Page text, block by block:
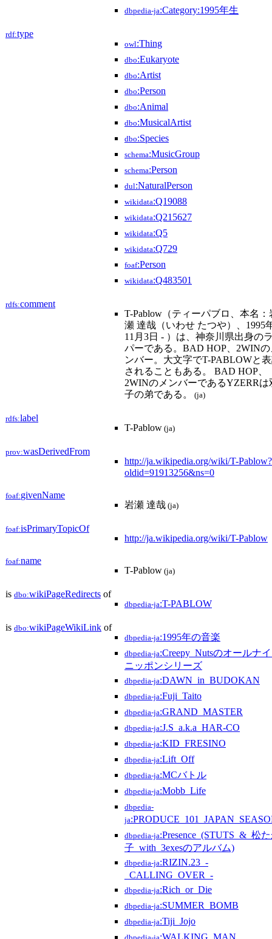
dbpedia-ja:Category:1995年生
rdf:type
owl:Thing
dbo:Eukaryote
dbo:Artist
dbo:Person
dbo:Animal
dbo:MusicalArtist
dbo:Species
schema:MusicGroup
schema:Person
dul:NaturalPerson
wikidata:Q19088
wikidata:Q215627
wikidata:Q5
wikidata:Q729
foaf:Person
wikidata:Q483501
rdfs:comment
T-Pablow（ティーパブロ、本名：
瀬 達哉（いわせ たつや）、1995
11月3日 - ）は、神奈川県出身の
パーである。BAD HOP、2WINの
ンバー。大文字でT-PABLOWと
されることもある。 BAD HOP、
2WINのメンバーであるYZERRは
子の弟である。
(ja)
rdfs:label
T-Pablow (ja)
prov:wasDerivedFrom
http://ja.wikipedia.org/wiki/T-Pablow?
oldid=91913256&ns=0
foaf:givenName
岩瀬 達哉 (ja)
foaf:isPrimaryTopicOf
http://ja.wikipedia.org/wiki/T-Pablow
foaf:name
T-Pablow (ja)
is dbo:wikiPageRedirects of
dbpedia-ja:T-PABLOW
is dbo:wikiPageWikiLink of
dbpedia-ja:1995年の音楽
dbpedia-ja:Creepy_Nutsのオールナ
ニッポンシリーズ
dbpedia-ja:DAWN_in_BUDOKAN
dbpedia-ja:Fuji_Taito
dbpedia-ja:GRAND_MASTER
dbpedia-ja:J.S_a.k.a_HAR-CO
dbpedia-ja:KID_FRESINO
dbpedia-ja:Lift_Off
dbpedia-ja:MCバトル
dbpedia-ja:Mobb_Life
dbpedia-
ja
dbpedia-ja:Presence_(STUTS_&_松
子_with_3exesのアルバム)
dbpedia-ja:RIZIN.23_-
_CALLING_OVER_-
dbpedia-ja:Rich_or_Die
dbpedia-ja:SUMMER_BOMB
dbpedia-ja:Tiji_Jojo